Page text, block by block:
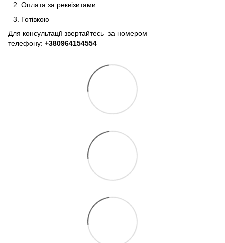
Оплата за реквізитами
Готівкою
Для консультації звертайтесь за номером
телефону: +380964154554